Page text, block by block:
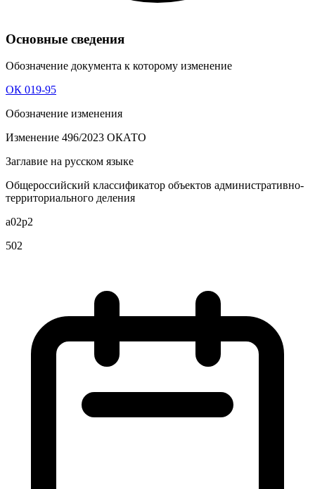
Основные сведения
Обозначение документа к которому изменение
ОК 019-95
Обозначение изменения
Изменение 496/2023 ОКАТО
Заглавие на русском языке
Общероссийский классификатор объектов административно-
территориального деления
a02p2
502